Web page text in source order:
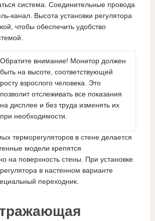
система. Соединительные провода
канал. Высота установки регулятора
чтобы обеспечить удобство
Обратите внимание! Монитор должен
быть на высоте, соответствующей
росту взрослого человека. Это
позволит отслеживать все показания
на дисплее и без труда изменять их
при необходимости.
терморегуляторов в стене делается
модели крепятся
на поверхность стены. При установке
в настенном варианте
переходник.